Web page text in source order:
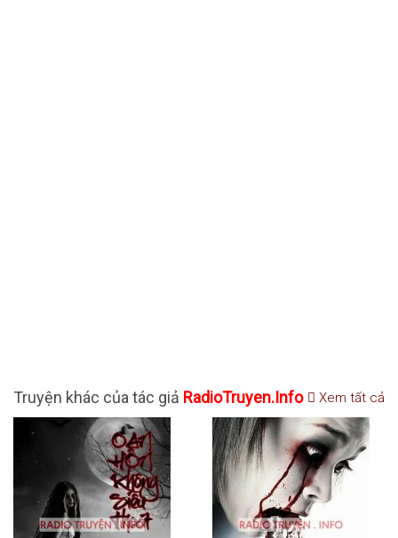
Truyện khác của tác giả RadioTruyen.Info Xem tất cả